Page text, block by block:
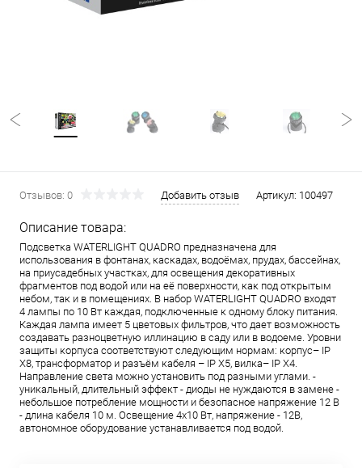
Отзывов: 0 Добавить отзыв Артикул: 100497
Описание товара:
Подсветка WATERLIGHT QUADRO предназначена для
использования в фонтанах, каскадах, водоёмах, прудах, бассейнах,
на приусадебных участках, для освещения декоративных
фрагментов под водой или на её поверхности, как под открытым
небом, так и в помещениях. В набор WATERLIGHT QUADRO входят
4 лампы по 10 Вт каждая, подключенные к одному блоку питания.
Каждая лампа имеет 5 цветовых фильтров, что дает возможность
создавать разноцветную иллинацию в саду или в водоеме. Уровни
защиты корпуса соответствуют следующим нормам: корпус– IP
X8, трансформатор и разъём кабеля – IP X5, вилка– IP X4.
Направление света можно установить под разными углами. -
уникальный, длительный эффект - диоды не нуждаются в замене -
небольшое потребление мощности и безопасное напряжение 12 В
- длина кабеля 10 м. Освещение 4х10 Вт, напряжение - 12В,
автономное оборудование устанавливается под водой.